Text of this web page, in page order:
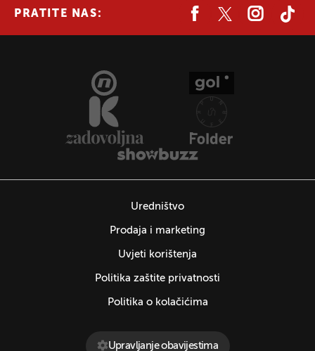
PRATITE NAS:
Uredništvo
Prodaja i marketing
Uvjeti korištenja
Politika zaštite privatnosti
Politika o kolačićima
Upravljanje obavijestima